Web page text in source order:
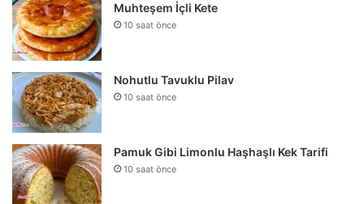
Muhteşem İçli Kete
10 saat önce
Nohutlu Tavuklu Pilav
10 saat önce
Pamuk Gibi Limonlu Haşhaşlı Kek Tarifi
10 saat önce